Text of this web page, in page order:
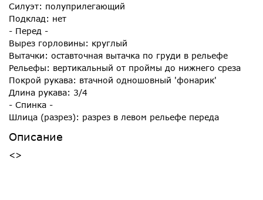
Силуэт: полуприлегающий
Подклад: нет
- Перед -
Вырез горловины: круглый
Вытачки: оставточная вытачка по груди в рельефе
Рельефы: вертикальный от проймы до нижнего среза
Покрой рукава: втачной одношовный 'фонарик'
Длина рукава: 3/4
- Спинка -
Шлица (разрез): разрез в левом рельефе переда
Описание
<>